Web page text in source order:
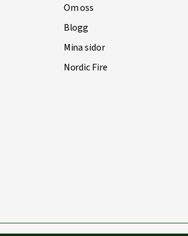
Om oss
Blogg
Mina sidor
Nordic Fire